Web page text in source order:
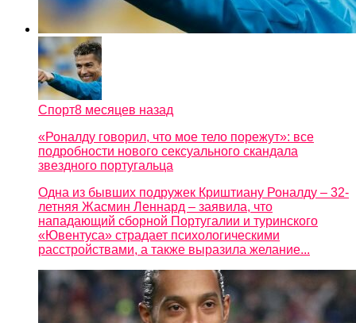
Спорт8 месяцев назад
«Роналду говорил, что мое тело порежут»: все
подробности нового сексуального скандала
звездного португальца
Одна из бывших подружек Криштиану Роналду – 32-
летняя Жасмин Леннард – заявила, что
нападающий сборной Португалии и туринского
«Ювентуса» страдает психологическими
расстройствами, а также выразила желание...